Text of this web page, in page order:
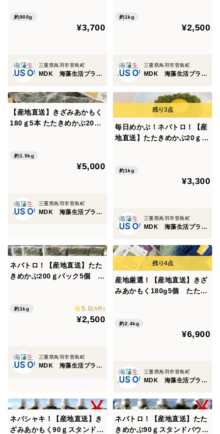
穫！ 人気のおみやげ 鳥羽
のお土産28選 NIPPONFOO
約900g
¥3,700
三重県鳥羽市菅島町
MDK 海藻生活プラスワン
やげ
約1kg
¥2,500
三重県鳥羽市菅島町
MDK 海藻生活プラスワン
【産地直送】きざみあかもく
180ｇ5本 たたきめかぶ200
で収穫！ 人気のおみやげ
鳥羽のお土産28選 NIPPON
約1.9kg
¥5,000
三重県鳥羽市菅島町
MDK 海藻生活プラスワン
毎日めかぶ！ネバトロ！【産
地直送】たたきめかぶ20ｇ小
で収穫！ 人気のおみやげ
鳥羽のお土産28選 NIPPON
約1kg
¥3,300
三重県鳥羽市菅島町
MDK 海藻生活プラスワン
ネバトロ！【産地直送】たた
きめかぶ200ｇパック5個 伊
やげ 鳥羽のお土産28選 NI
PPONFOODSHIFT入賞商品
約1kg 5.0(5件)
¥2,500
三重県鳥羽市菅島町
MDK 海藻生活プラスワン
産地厳選！【産地直送】きざ
みあかもく180g5個 たたき
3パック 詰め合わせセッ
ト 伊勢志摩産 鳥羽市の離
約2.4kg
¥6,900
三重県鳥羽市菅島町
MDK 海藻生活プラスワン
ネバシャキ！【産地直送】き
ざみあかもく90ｇスタンドパ
ネバトロ！【産地直送】たた
きめかぶ90ｇスタンドパウチ